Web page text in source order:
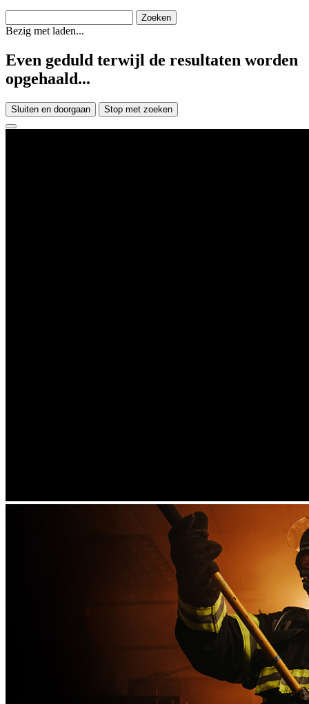
Bezig met laden...
Even geduld terwijl de resultaten worden
opgehaald...
Sluiten en doorgaan Stop met zoeken